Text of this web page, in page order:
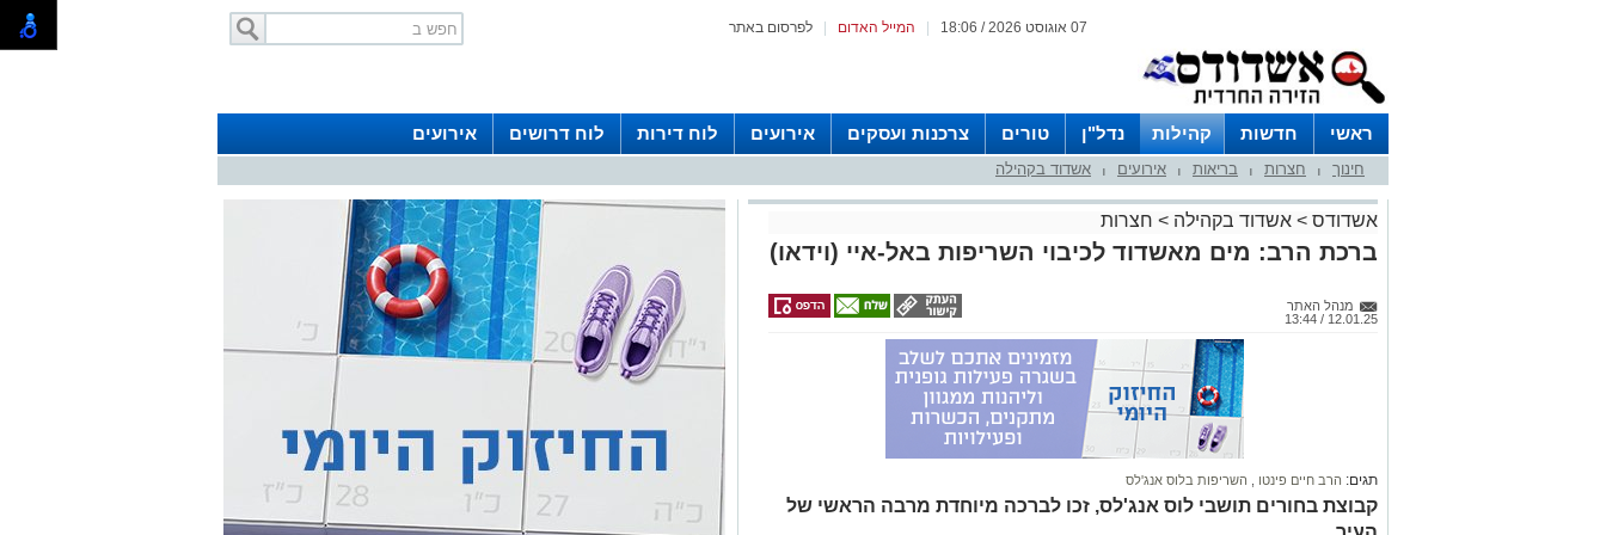
לפרסום באתר המייל האדום 07 אוגוסט 2026 / 18:06
ראשי חדשות קהילות נדל"ן טורים צרכנות ועסקים אירועים לוח דירות לוח דרושים אירועים
חינוך חצרות בריאות אירועים אשדוד בקהילה
אשדודס > אשדוד בקהילה > חצרות
ברכת הרב: מים מאשדוד לכיבוי השריפות באל-איי (וידאו)
מנהל האתר
12.01.25 / 13:44
תגים: הרב חיים פינטו השריפות בלוס אנג'לס
קבוצת בחורים תושבי לוס אנג'לס, זכו לברכה מיוחדת מרבה הראשי של